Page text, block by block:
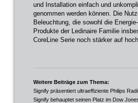
und Installation einfach und
genommen werden können. Die
Beleuchtung, die sowohl die
Produkte der Ledinaire Familie
CoreLine Serie noch stärker auf
Weitere Beiträge zum Thema:
Signify präsentiert ultraeffiziente Philips
Signify behauptet seinen Platz im Dow